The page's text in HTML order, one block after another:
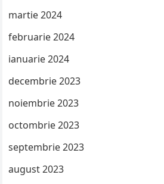
martie 2024
februarie 2024
ianuarie 2024
decembrie 2023
noiembrie 2023
octombrie 2023
septembrie 2023
august 2023